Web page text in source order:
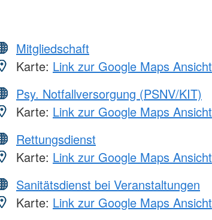
Mitgliedschaft
Karte: Link zur Google Maps Ansicht
Psy. Notfallversorgung (PSNV/KIT)
Karte: Link zur Google Maps Ansicht
Rettungsdienst
Karte: Link zur Google Maps Ansicht
Sanitätsdienst bei Veranstaltungen
Karte: Link zur Google Maps Ansicht